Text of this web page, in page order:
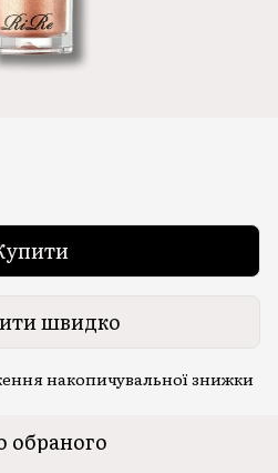
швидко
накопичувальної знижки
обраного